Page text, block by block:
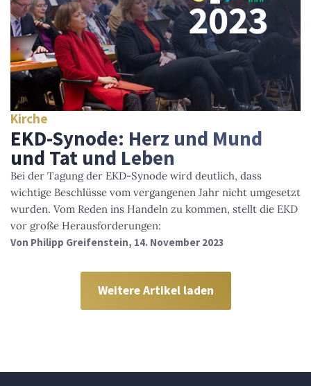
Kirche
EKD-Synode: Herz und Mund
und Tat und Leben
Bei der Tagung der EKD-Synode wird deutlich, dass
wichtige Beschlüsse vom vergangenen Jahr nicht umgesetzt
wurden. Vom Reden ins Handeln zu kommen, stellt die EKD
vor große Herausforderungen:
Von Philipp Greifenstein, 14. November 2023
Weitere Artikel laden